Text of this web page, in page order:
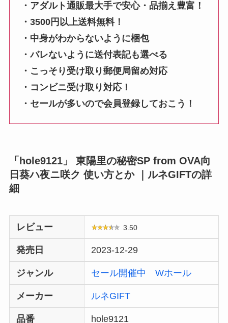
・アダルト通販最大手で安心・品揃え豊富！
・3500円以上送料無料！
・中身がわからないように梱包
・バレないように送付表記も選べる
・こっそり受け取り郵便局留め対応
・コンビニ受け取り対応！
・セールが多いので会員登録しておこう！
「hole9121」 東陽里の秘密SP from OVA向
日葵ハ夜ニ咲ク 使い方とか ｜ルネGIFTの詳
細
レビュー 3.50
発売日 2023-12-29
ジャンル セール開催中 Wホール
メーカー ルネGIFT
品番 hole9121